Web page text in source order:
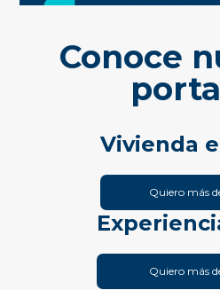
Conoce
Vivienda
Quiero más
Quiero más